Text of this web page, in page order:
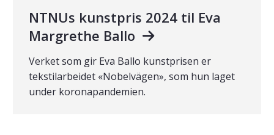
NTNUs kunstpris 2024 til Eva
Margrethe Ballo
Verket som gir Eva Ballo kunstprisen er
tekstilarbeidet «Nobelvägen», som hun laget
under koronapandemien.